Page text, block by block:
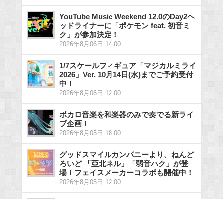
YouTube Music Weekend 12.0のDay2ヘ
ッドライナーに「ポケモン feat. 初音ミ
ク」が参加決定！
2026年8月06日 14:00
1/7スケールフィギュア「マジカルミライ
2026」Ver. 10月14日(水)までご予約受付
中！
2026年8月06日 12:00
ボカロ音楽を和楽器のみで奏でる新ライ
ブ企画！
2026年8月05日 18:00
グッドスマイルカンパニーより、ねんど
ろいど 「亞北ネル」「弱音ハク」が登
場！フェイスメーカーコラボも開催中！
2026年8月05日 12:00